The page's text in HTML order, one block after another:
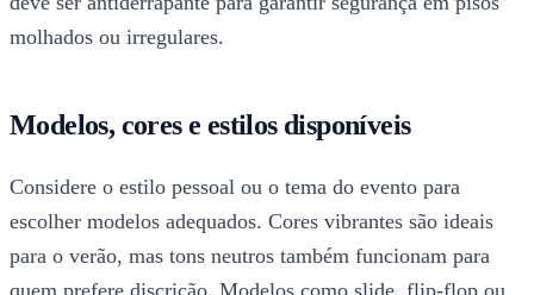
molhados ou irregulares.
Modelos, cores e estilos disponíveis
Considere o estilo pessoal ou o tema do evento para
escolher modelos adequados. Cores vibrantes são ideais
para o verão, mas tons neutros também funcionam para